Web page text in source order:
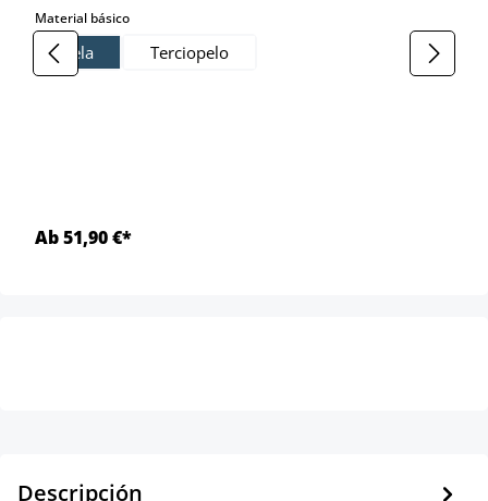
Material básicoselect
Tela Terciopelo
Ab 51,90 €*
Descripción